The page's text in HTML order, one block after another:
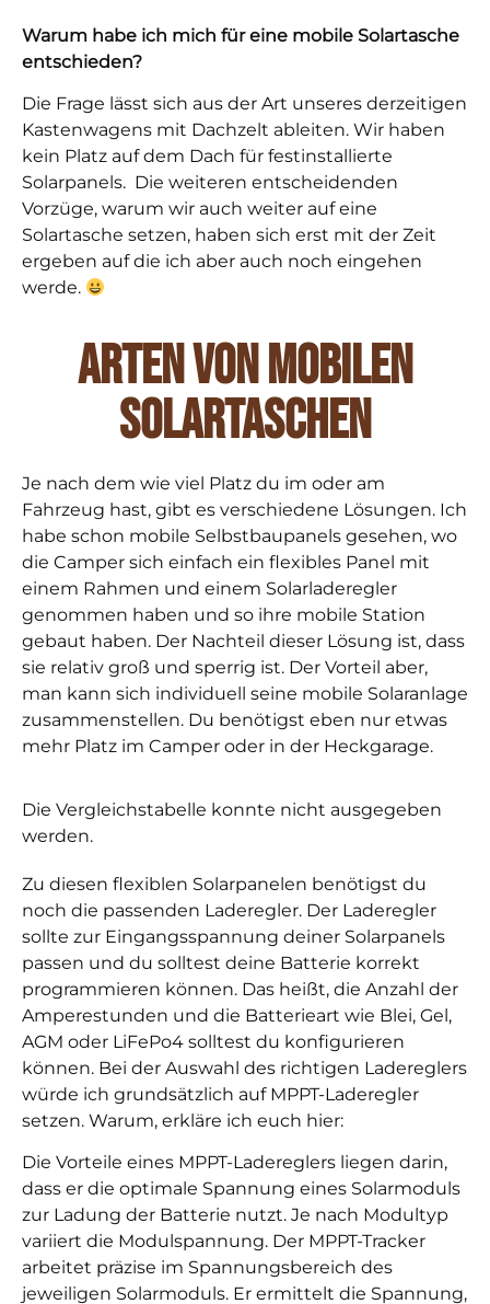
Warum habe ich mich für eine mobile Solartasche
entschieden?
Die Frage lässt sich aus der Art unseres derzeitigen
Kastenwagens mit Dachzelt ableiten. Wir haben
kein Platz auf dem Dach für festinstallierte
Solarpanels. Die weiteren entscheidenden
Vorzüge, warum wir auch weiter auf eine
Solartasche setzen, haben sich erst mit der Zeit
ergeben auf die ich aber auch noch eingehen
werde.
Arten von mobilen
Solartaschen
Je nach dem wie viel Platz du im oder am
Fahrzeug hast, gibt es verschiedene Lösungen. Ich
habe schon mobile Selbstbaupanels gesehen, wo
die Camper sich einfach ein flexibles Panel mit
einem Rahmen und einem Solarladeregler
genommen haben und so ihre mobile Station
gebaut haben. Der Nachteil dieser Lösung ist, dass
sie relativ groß und sperrig ist. Der Vorteil aber,
man kann sich individuell seine mobile Solaranlage
zusammenstellen. Du benötigst eben nur etwas
mehr Platz im Camper oder in der Heckgarage.
Die Vergleichstabelle konnte nicht ausgegeben
werden.
Zu diesen flexiblen Solarpanelen benötigst du
noch die passenden Laderegler. Der Laderegler
sollte zur Eingangsspannung deiner Solarpanels
passen und du solltest deine Batterie korrekt
programmieren können. Das heißt, die Anzahl der
Amperestunden und die Batterieart wie Blei, Gel,
AGM oder LiFePo4 solltest du konfigurieren
können. Bei der Auswahl des richtigen Ladereglers
würde ich grundsätzlich auf MPPT-Laderegler
setzen. Warum, erkläre ich euch hier:
Die Vorteile eines MPPT-Ladereglers liegen darin,
dass er die optimale Spannung eines Solarmoduls
zur Ladung der Batterie nutzt. Je nach Modultyp
variiert die Modulspannung. Der MPPT-Tracker
arbeitet präzise im Spannungsbereich des
jeweiligen Solarmoduls. Er ermittelt die Spannung,